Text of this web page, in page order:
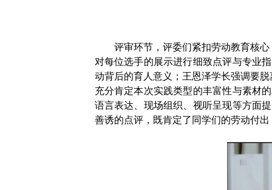
评审环节，评委们紧扣劳动教育核
对每位选手的展示进行细致点评与专业
动背后的育人意义；王恩泽学长强调要脱
充分肯定本次实践类型的丰富性与素材
语言表达、现场组织、视听呈现等方面
善诱的点评，既肯定了同学们的劳动付